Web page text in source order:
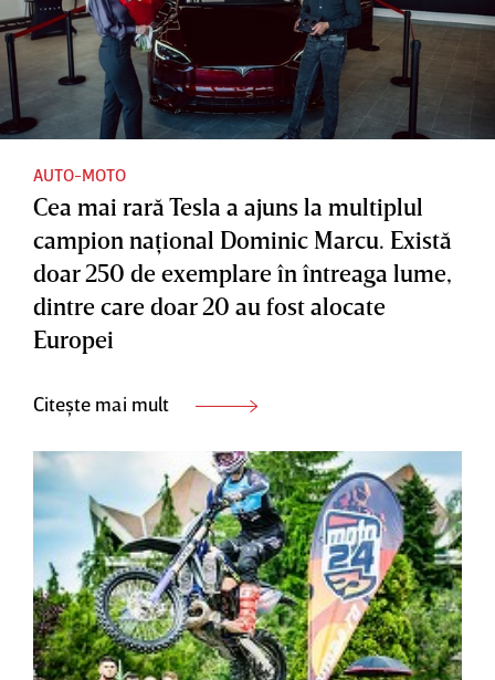
AUTO-MOTO
Cea mai rară Tesla a ajuns la multiplul
campion naţional Dominic Marcu. Există
doar 250 de exemplare în întreaga lume,
dintre care doar 20 au fost alocate
Europei
Citește mai mult